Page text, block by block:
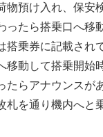
物預け入れ、保安
ったら搭乗口へ移
搭乗券に記載され
移動して搭乗開始
たらアナウンスが
札を通り機内へと